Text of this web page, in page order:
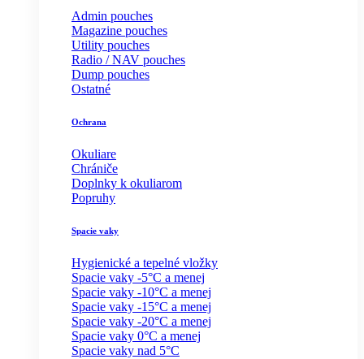
Admin pouches
Magazine pouches
Utility pouches
Radio / NAV pouches
Dump pouches
Ostatné
Ochrana
Okuliare
Chrániče
Doplnky k okuliarom
Popruhy
Spacie vaky
Hygienické a tepelné vložky
Spacie vaky -5°C a menej
Spacie vaky -10°C a menej
Spacie vaky -15°C a menej
Spacie vaky -20°C a menej
Spacie vaky 0°C a menej
Spacie vaky nad 5°C